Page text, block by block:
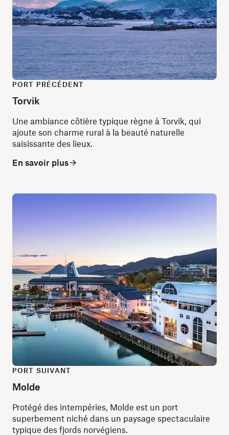
PORT PRÉCÉDENT
Torvik
Une ambiance côtière typique règne à Torvik, qui
ajoute son charme rural à la beauté naturelle
saisissante des lieux.
En savoir plus
PORT SUIVANT
Molde
Protégé des intempéries, Molde est un port
superbement niché dans un paysage spectaculaire
typique des fjords norvégiens.